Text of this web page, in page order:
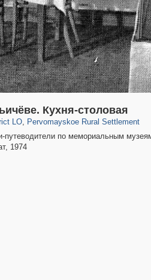
Кухня-столовая
LO, Pervomayskoe Rural Settlement
364
по мемориальным
1974